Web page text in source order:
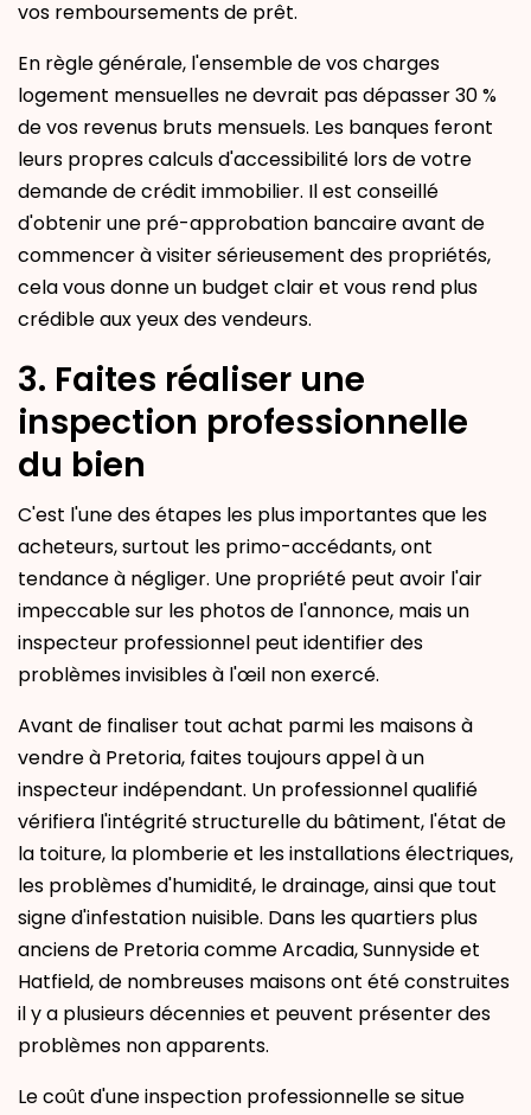
vos remboursements de prêt.
En règle générale, l'ensemble de vos charges
logement mensuelles ne devrait pas dépasser 30 %
de vos revenus bruts mensuels. Les banques feront
leurs propres calculs d'accessibilité lors de votre
demande de crédit immobilier. Il est conseillé
d'obtenir une pré-approbation bancaire avant de
commencer à visiter sérieusement des propriétés,
cela vous donne un budget clair et vous rend plus
crédible aux yeux des vendeurs.
3. Faites réaliser une
inspection professionnelle
du bien
C'est l'une des étapes les plus importantes que les
acheteurs, surtout les primo-accédants, ont
tendance à négliger. Une propriété peut avoir l'air
impeccable sur les photos de l'annonce, mais un
inspecteur professionnel peut identifier des
problèmes invisibles à l'œil non exercé.
Avant de finaliser tout achat parmi les maisons à
vendre à Pretoria, faites toujours appel à un
inspecteur indépendant. Un professionnel qualifié
vérifiera l'intégrité structurelle du bâtiment, l'état de
la toiture, la plomberie et les installations électriques,
les problèmes d'humidité, le drainage, ainsi que tout
signe d'infestation nuisible. Dans les quartiers plus
anciens de Pretoria comme Arcadia, Sunnyside et
Hatfield, de nombreuses maisons ont été construites
il y a plusieurs décennies et peuvent présenter des
problèmes non apparents.
Le coût d'une inspection professionnelle se situe